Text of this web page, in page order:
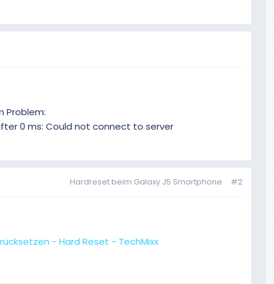
Problem:
0 ms: Could not connect to server
Hardreset beim Galaxy J5 Smartphone #2
- Hard Reset - TechMixx